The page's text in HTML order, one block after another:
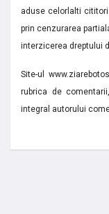
aduse celorlalti
prin cenzurarea
interzicerea dreptului
Site-ul
rubrica de
integral autorului